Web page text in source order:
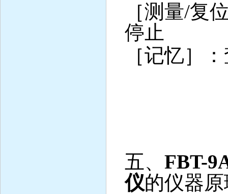
［测量/复
停止
［记忆］
五、 FBT-
仪的仪器